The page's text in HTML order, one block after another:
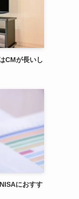
CMが長いし
におすす